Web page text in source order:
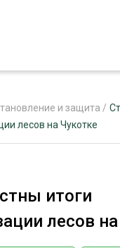
РЕКЛАМОДАТЕЛЯМ
и защита /
лесов на Чукотке
итоги
лесов